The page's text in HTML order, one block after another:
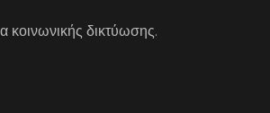
κοινωνικής δικτύωσης.